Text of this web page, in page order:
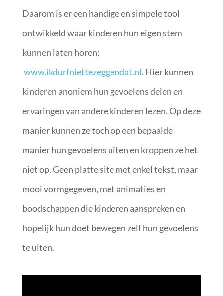
Daarom is er een handige en simpele tool
ontwikkeld waar kinderen hun eigen stem
kunnen laten horen:
www.ikdurfniettezeggendat.nl. Hier kunnen
kinderen anoniem hun gevoelens delen en
ervaringen van andere kinderen lezen. Op deze
manier kunnen ze toch op een bepaalde
manier hun gevoelens uiten en kroppen ze het
niet op. Geen platte site met enkel tekst, maar
mooi vormgegeven, met animaties en
boodschappen die kinderen aanspreken en
hopelijk hun doet bewegen zelf hun gevoelens
te uiten.